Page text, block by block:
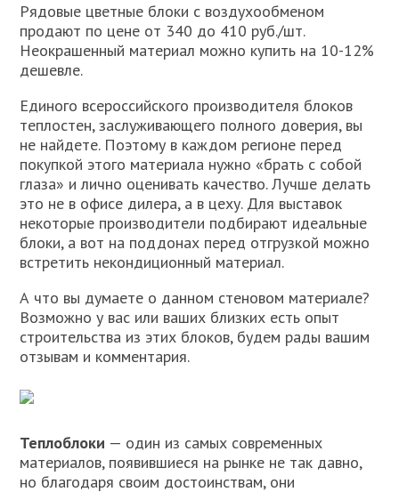
Рядовые цветные блоки с воздухообменом
продают по цене от 340 до 410 руб./шт.
Неокрашенный материал можно купить на 10-12%
дешевле.
Единого всероссийского производителя блоков
теплостен, заслуживающего полного доверия, вы
не найдете. Поэтому в каждом регионе перед
покупкой этого материала нужно «брать с собой
глаза» и лично оценивать качество. Лучше делать
это не в офисе дилера, а в цеху. Для выставок
некоторые производители подбирают идеальные
блоки, а вот на поддонах перед отгрузкой можно
встретить некондиционный материал.
А что вы думаете о данном стеновом материале?
Возможно у вас или ваших близких есть опыт
строительства из этих блоков, будем рады вашим
отзывам и комментария.
Теплоблоки — один из самых современных
материалов, появившиеся на рынке не так давно,
но благодаря своим достоинствам, они